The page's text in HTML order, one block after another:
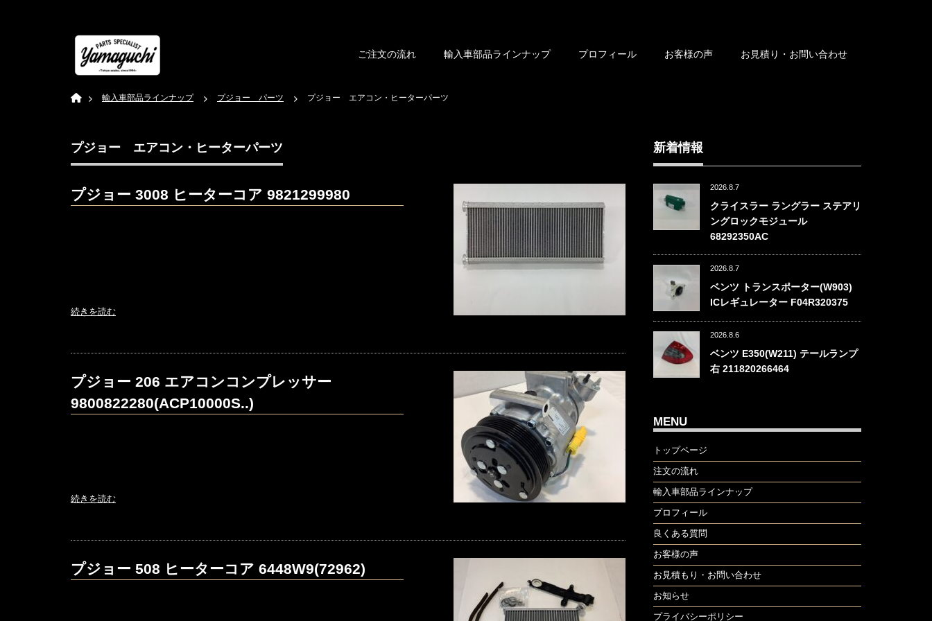
ご注文の流れ 輸入車部品ラインナップ プロフィール お客様の声 お見積り・お問い合わせ
Home 輸入車部品ラインナップ プジョー パーツ プジョー エアコン・ヒーターパーツ
プジョー エアコン・ヒーターパーツ
プジョー 3008 ヒーターコア 9821299980
続きを読む
プジョー 206 エアコンコンプレッサー
9800822280(ACP10000S..)
続きを読む
プジョー 508 ヒーターコア 6448W9(72962)
新着情報
2026.8.7
クライスラー ラングラー ステアリ
ングロックモジュール
68292350AC
2026.8.7
ベンツ トランスポーター(W903)
ICレギュレーター F04R320375
2026.8.6
ベンツ E350(W211) テールランプ
右 211820266464
MENU
トップページ
注文の流れ
輸入車部品ラインナップ
プロフィール
良くある質問
お客様の声
お見積もり・お問い合わせ
お知らせ
プライバシーポリシー